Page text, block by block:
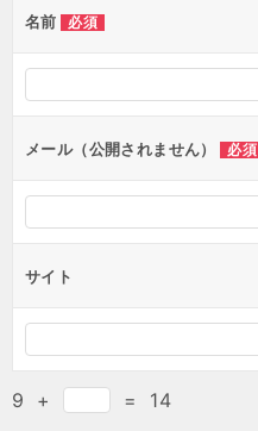
名前 必須
メール（公開されません） 必須
サイト
9 + = 14